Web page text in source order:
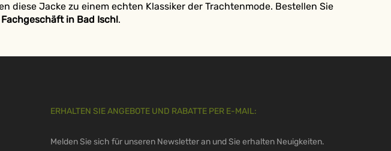
diese Jacke zu einem echten Klassiker der Trachtenmode. Bestellen Sie
Fachgeschäft in Bad Ischl.
ERHALTEN SIE ANGEBOTE UND RABATTE PER E-MAIL:
Melden Sie sich für unseren Newsletter an und Sie erhalten Neuigkeiten.